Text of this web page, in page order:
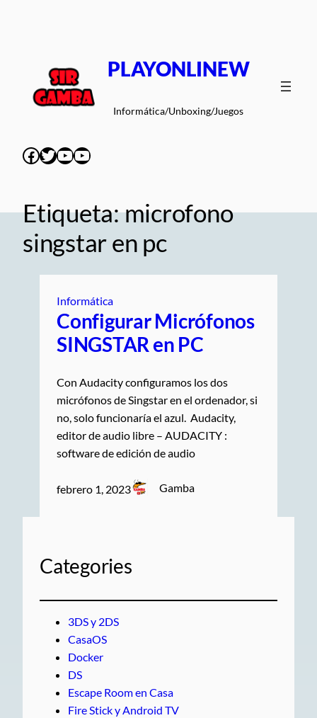
PLAYONLINEW
Informática/Unboxing/Juegos
Facebook
Twitter
YouTube
YouTube
Etiqueta:microfono
singstar en pc
Informática
Configurar Micrófonos
SINGSTAR en PC
Con Audacity configuramos los dos
micrófonos de Singstar en el ordenador, si
no, solo funcionaría el azul. Audacity,
editor de audio libre – AUDACITY :
software de edición de audio
febrero 1, 2023 Gamba
Categories
3DS y 2DS
CasaOS
Docker
DS
Escape Room en Casa
Fire Stick y Android TV